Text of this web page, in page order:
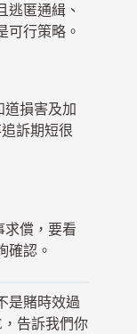
逃匿通緝、
可行策略。
損害及加
訴期短很
求償，要看
確認。
是賭時效過
，告訴我們你